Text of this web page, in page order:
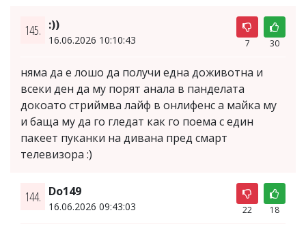
145. :))
16.06.2026 10:10:43 7 30
няма да е лошо да получи една доживотна и
всеки ден да му порят анала в панделата
докоато стриймва лайф в онлифенс а майка му
и баща му да го гледат как го поема с един
пакеет пуканки на дивана пред смарт
телевизора :)
144. Do149
16.06.2026 09:43:03 22 18